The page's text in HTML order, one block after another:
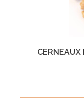
CERNEAUX